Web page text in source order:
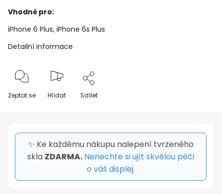
Vhodné pro:
iPhone 6 Plus, iPhone 6s Plus
Detailní informace
Zeptat se Hlídat Sdílet
✨ Ke každému nákupu nalepení tvrzeného
skla ZDARMA. Nenechte si ujít skvělou péči
o váš displej.